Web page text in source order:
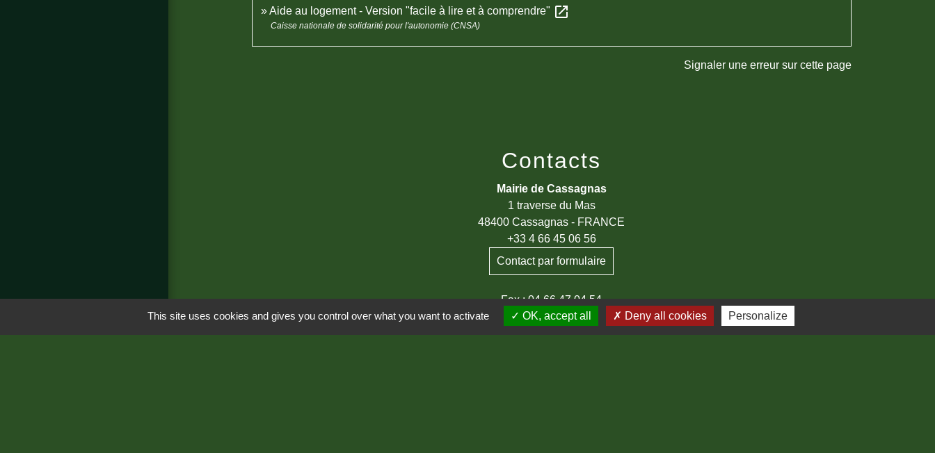
Aide au logement - Version "facile à lire et à comprendre" open_in_new
Caisse nationale de solidarité pour l'autonomie (CNSA)
Signaler une erreur sur cette page
Contacts
Mairie de Cassagnas
1 traverse du Mas
48400 Cassagnas - FRANCE
+33 4 66 45 06 56
Contact par formulaire
Fax : 04 66 47 04 54
Horaires d'ouverture au public :
This site uses cookies and gives you control over what you want to activate OK, accept all Deny all cookies Personalize